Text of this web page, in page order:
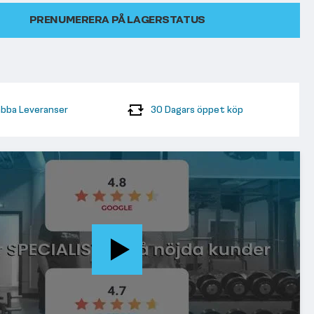
PRENUMERERA PÅ LAGERSTATUS
Leveranser 30 Dagars öppet köp